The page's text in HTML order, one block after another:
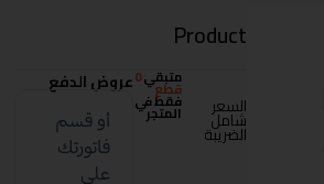
Product
السعر
شامل
الضريبة
متبقي0
قطع
فقط في
المتجر
عروض الدفع